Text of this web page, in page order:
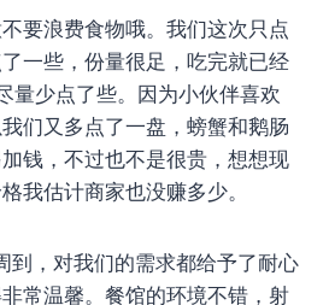
要浪费食物哦。我们这次只点
一些，份量很足，吃完就已经
量少点了些。因为小伙伴喜欢
们又多点了一盘，螃蟹和鹅肠
钱，不过也不是很贵，想想现
我估计商家也没赚多少。
到，对我们的需求都给予了耐心
常温馨。餐馆的环境不错，射